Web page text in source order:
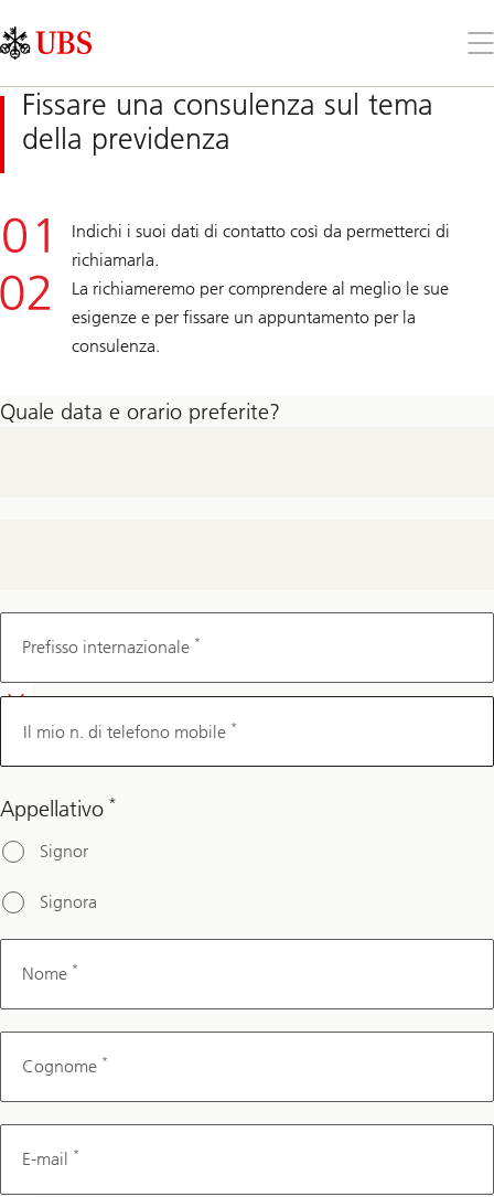
Links
Area
il
Fissare una consulenza sul tema
della previdenza
Indichi i suoi dati di contatto così da permetterci di
richiamarla.
La richiameremo per comprendere al meglio le sue
esigenze e per fissare un appuntamento per la
consulenza.
Quale data e orario preferite?
Il mio n.
telefono
Prefisso internazionale *
Il mio n. di telefono mobile *
Appellativo *
Signor
Signora
Nome *
Cognome *
E-mail *